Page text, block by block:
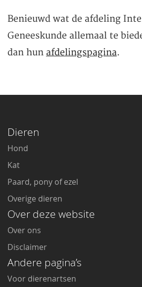
Benieuwd wat de afdeling
Geneeskunde allemaal te
dan hun afdelingspagina.
Dieren
Hond
Kat
Paard, pony of ezel
Overige dieren
Over deze website
Over ons
Disclaimer
Andere pagina’s
Voor dierenartsen